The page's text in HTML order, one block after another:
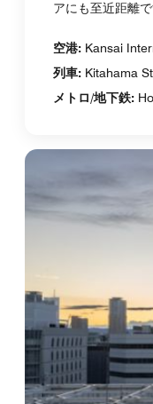
アにも至近距離で
空港: Kansai
列車: Kitahama
メトロ/地下鉄: